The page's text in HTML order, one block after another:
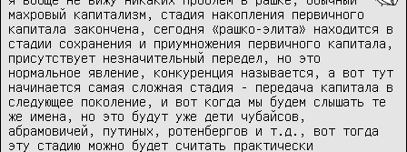
махровый капитализм, стадия накопления первичного
капитала закончена, сегодня «рашко-элита» находится в
стадии сохранения и приумножения первичного капитала,
присутствует незначительный передел, но это
нормальное явление, конкуренция называется, а вот тут
начинается самая сложная стадия - передача капитала в
следующее поколение, и вот когда мы будем слышать те
же имена, но это будут уже дети чубайсов,
абрамовичей, путиных, ротенбергов и т.д., вот тогда
эту стадию можно будет считать практически